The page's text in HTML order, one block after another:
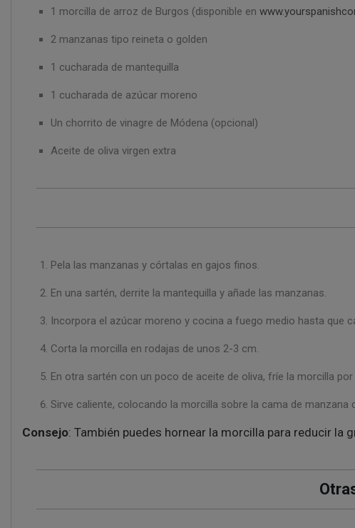
1 morcilla de arroz de Burgos (disponible en
2 manzanas tipo reineta o golden
1 cucharada de mantequilla
1 cucharada de azúcar moreno
Un chorrito de vinagre de Módena (opcional)
Aceite de oliva virgen extra
Pela las manzanas y córtalas en gajos finos.
En una sartén, derrite la mantequilla y añade las manzanas.
Incorpora el azúcar moreno y cocina a fuego medio hasta que
Corta la morcilla en rodajas de unos 2-3 cm.
En otra sartén con un poco de aceite de oliva, fríe la morcilla
Sirve caliente, colocando la morcilla sobre la cama de manzana
Consejo: También puedes hornear la morcilla para reducir la